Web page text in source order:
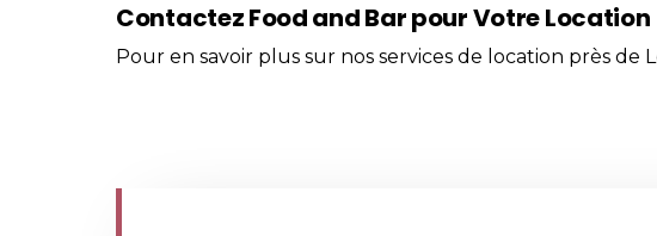
Contactez Food and Bar pour Votre Location
Pour en savoir plus sur nos services de location près de